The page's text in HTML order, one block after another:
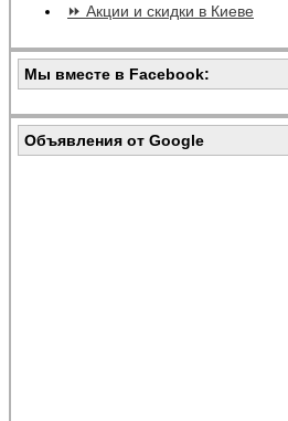
⏩ Акции и скидки в Киеве
Мы вместе в Facebook:
Объявления от Google